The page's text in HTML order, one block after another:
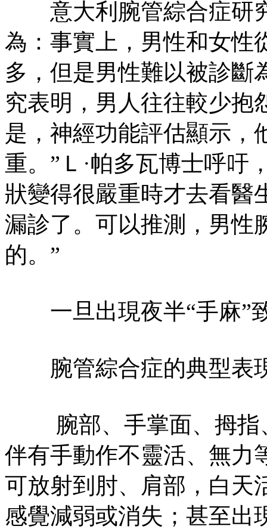
意大利腕管綜合症研究
為：事實上，男性和女性
多，但是男性難以被診斷
究表明，男人往往較少抱
是，神經功能評估顯示，
重。”Ｌ·帕多瓦博士呼吁
狀變得很嚴重時才去看醫
漏診了。可以推測，男性
的。”
一旦出現夜半“手麻”
腕管綜合症的典型表
腕部、手掌面、拇指
伴有手動作不靈活、無力
可放射到肘、肩部，白天
感覺減弱或消失；甚至出